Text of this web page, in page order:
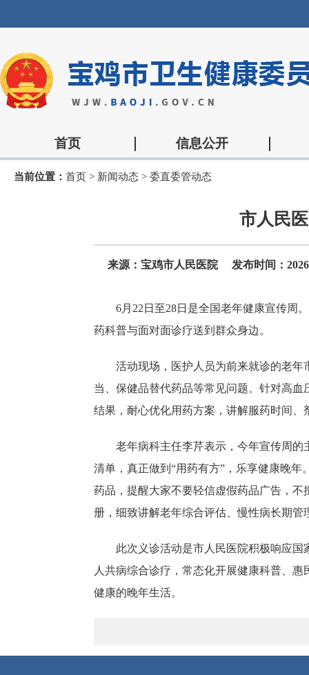
首页 信息公开
当前位置： 首页 > 新闻动态 > 委直委管动态
市人民
来源：宝鸡市人民医院 发布时间：
6月22日至28日是全国老年健康宣传周
药科普与面对面诊疗送到群众身边。
活动现场，医护人员为前来就诊的老
当、保健品替代药品等常见问题。针对高
结果，耐心优化用药方案，讲解服药时间
老年病科主任李芹表示，今年宣传周
清单，真正做到“用药有方”，乐享健康晚
药品，提醒大家不要轻信虚假药品广告，
册，细致讲解老年综合评估、慢性病长期
此次义诊活动是市人民医院积极响应
人共病综合诊疗，常态化开展健康科普、
健康的晚年生活。